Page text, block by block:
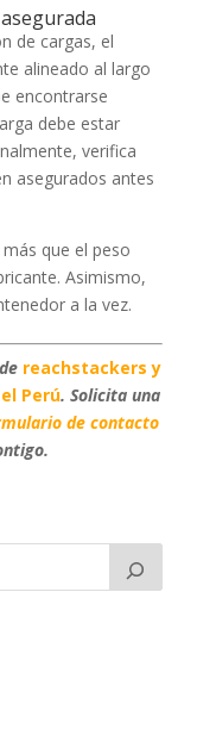
de cargas, el
alineado al largo
encontrarse
debe estar
verifica
asegurados antes
que el peso
Asimismo,
a la vez.
reachstackers y
Perú. Solicita una
de contacto